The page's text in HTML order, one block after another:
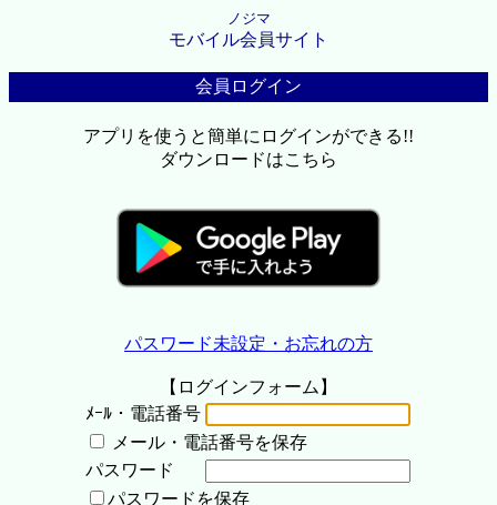
ノジマ
モバイル会員サイト
会員ログイン
アプリを使うと簡単にログインができる!!
ダウンロードはこちら
パスワード未設定・お忘れの方
【ログインフォーム】
ﾒｰﾙ・電話番号
メール・電話番号を保存
パスワード
パスワードを保存